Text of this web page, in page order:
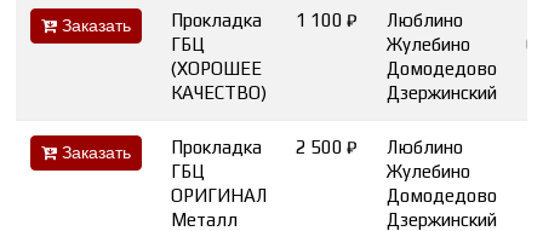
Заказать
Прокладка
ГБЦ
(ХОРОШЕЕ
КАЧЕСТВО)
1 100 ₽
Люблино
Жулебино
Домодедово
Дзержинский
6
Заказать
Прокладка
ГБЦ
ОРИГИНАЛ
Металл
2 500 ₽
Люблино
Жулебино
Домодедово
Дзержинский